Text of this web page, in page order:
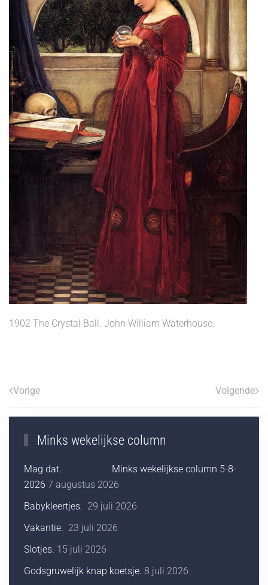
1902 The Crystal Ball. John William Waterhouse.
Vorige Volgende
Minks wekelijkse column
Mag dat. Minks wekelijkse column 5-8-
2026 7 augustus 2026
Babykleertjes. 29 juli 2026
Vakantie. 23 juli 2026
Slotjes. 15 juli 2026
Godsgruwelijk knap koetsje. 8 juli 2026